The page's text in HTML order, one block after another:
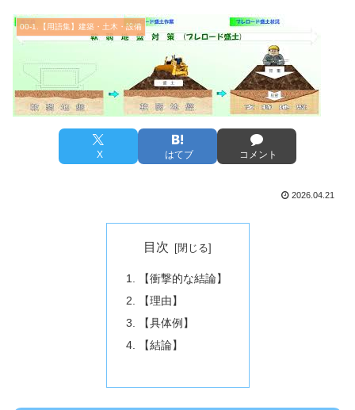
00-1.【用語集】建築・土木・設備
X はてブ コメント
2026.04.21
目次
【衝撃的な結論】
【理由】
【具体例】
【結論】